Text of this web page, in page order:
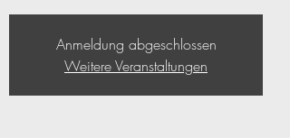
Anmeldung abgeschlossen
Weitere Veranstaltungen